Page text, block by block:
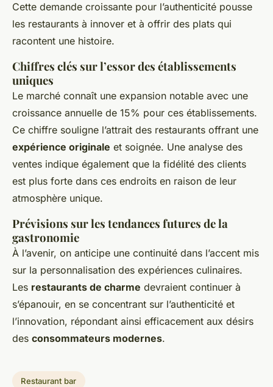
Cette demande croissante pour l’authenticité pousse
les restaurants à innover et à offrir des plats qui
racontent une histoire.
Chiffres clés sur l’essor des établissements
uniques
Le marché connaît une expansion notable avec une
croissance annuelle de 15% pour ces établissements.
Ce chiffre souligne l’attrait des restaurants offrant une
expérience originale et soignée. Une analyse des
ventes indique également que la fidélité des clients
est plus forte dans ces endroits en raison de leur
atmosphère unique.
Prévisions sur les tendances futures de la
gastronomie
À l’avenir, on anticipe une continuité dans l’accent mis
sur la personnalisation des expériences culinaires.
Les restaurants de charme devraient continuer à
s’épanouir, en se concentrant sur l’authenticité et
l’innovation, répondant ainsi efficacement aux désirs
des consommateurs modernes.
Restaurant bar